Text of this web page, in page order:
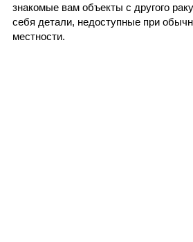
знакомые вам объекты с другого
себя детали, недоступные при
местности.